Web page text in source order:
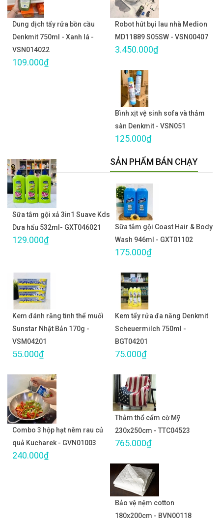
Dung dịch tẩy rửa bồn cầu
Denkmit 750ml - Xanh lá -
VSN014022
109.000₫
Robot hút bụi lau nhà Medion
MD11889 S05SW - VSN00407
3.450.000₫
Bình xịt vệ sinh sofa và thảm
sàn Denkmit - VSN051
125.000₫
Sữa tắm gội xả 3in1 Suave Kds
Dưa hấu 532ml- GXT046021
129.000₫
SẢN PHẨM BÁN CHẠY
Sữa tắm gội Coast Hair & Body
Wash 946ml - GXT01102
175.000₫
Kem đánh răng tinh thể muối
Sunstar Nhật Bản 170g -
VSM04201
55.000₫
Kem tẩy rửa đa năng Denkmit
Scheuermilch 750ml -
BGT04201
75.000₫
Combo 3 hộp hạt nêm rau củ
quả Kucharek - GVN01003
240.000₫
Thảm thổ cẩm cờ Mỹ
230x250cm - TTC04523
765.000₫
Bảo vệ nệm cotton
180x200cm - BVN00118